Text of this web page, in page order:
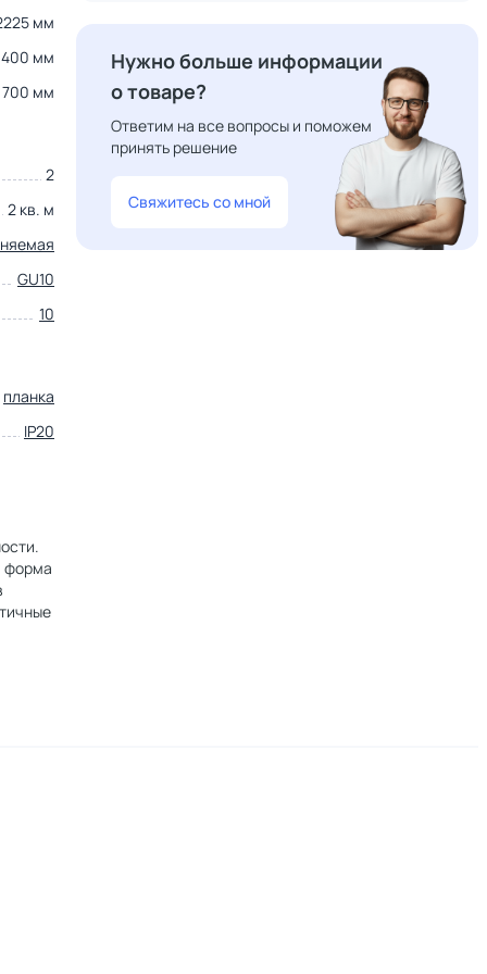
мм
400 мм
700 мм
2
2 кв. м
GU10
10
планка
IP20
форма
Нужно больше информации
о товаре?
Ответим на все вопросы и поможем
принять решение
Свяжитесь со мной